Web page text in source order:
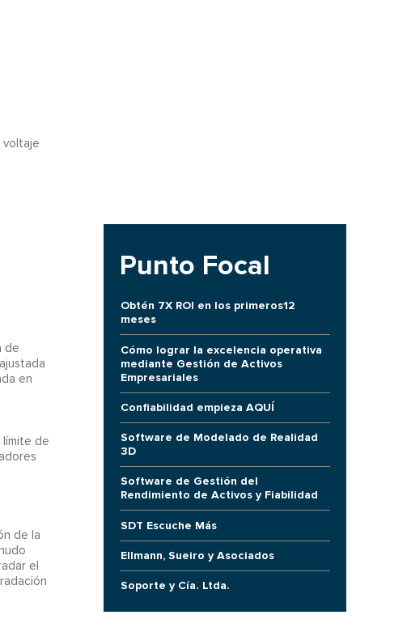
voltaje
de
en
límite de
de la
el
Punto Focal
Obtén 7X ROI en los primeros12
meses
Cómo lograr la excelencia operativa
mediante Gestión de Activos
Empresariales
Confiabilidad empieza AQUÍ
Software de Modelado de Realidad
3D
Software de Gestión del
Rendimiento de Activos y Fiabilidad
SDT Escuche Más
Ellmann, Sueiro y Asociados
Soporte y Cía. Ltda.